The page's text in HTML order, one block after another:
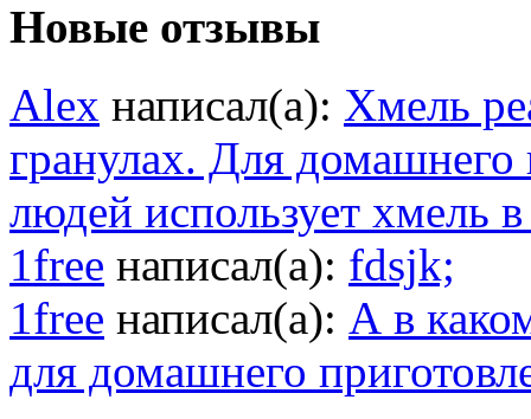
Новые отзывы
Alex написал(а): Хмель
гранулах. Для
людей использует хмель
1free написал(а): fdsjk;
1free написал(а): А в
для домашнего